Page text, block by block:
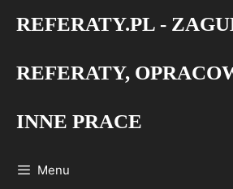
REFERATY.PL -
REFERATY,
INNE PRACE
Menu